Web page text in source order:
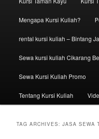
Mengapa Kursi Kuliah?
rental kursi kuliah – Bintang
Sewa kursi kuliah Cikarang
Sewa Kursi Kuliah Promo
Tentang Kursi Kuliah
TAG ARCHIVES:JASA SEWA